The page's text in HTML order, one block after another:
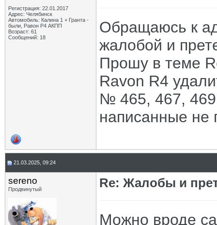
Регистрация: 22.01.2017
Адрес: Челябинск
Автомобиль: Калина 1 + Гранта -
были, Равон Р4 АКПП
Возраст: 61
Сообщений: 18
Обращаюсь к
жалобой и
Прошу в теме
Ravon R4
№ 465, 467,
написанные не
21.03.2025, 09:24
sereno
Продвинутый Re: Жалобы и
Можно вроде